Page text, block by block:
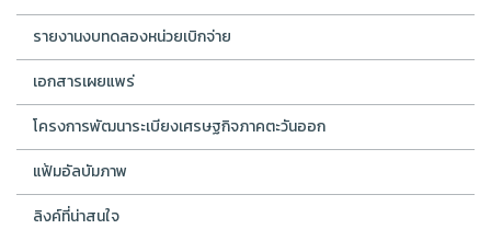
รายงานงบทดลองหน่วยเบิกจ่าย
เอกสารเผยแพร่
โครงการพัฒนาระเบียงเศรษฐกิจภาคตะวันออก
แฟ้มอัลบัมภาพ
ลิงค์ที่น่าสนใจ